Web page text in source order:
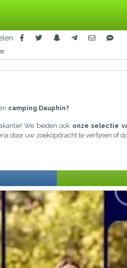
camping Dauphin?
We bieden ook onze selectie
door uw zoekopdracht te verfijnen of